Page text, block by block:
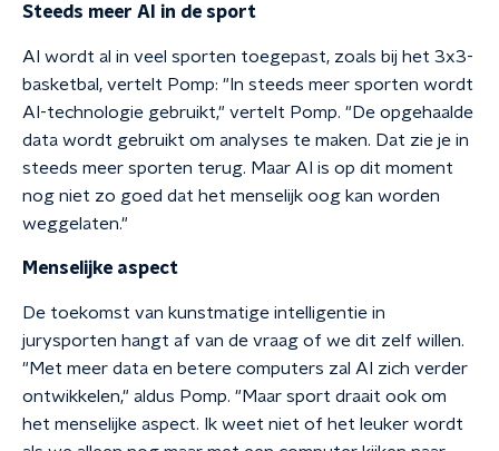
Steeds meer AI in de sport
AI wordt al in veel sporten toegepast, zoals bij het 3x3-
basketbal, vertelt Pomp: "In steeds meer sporten wordt
AI-technologie gebruikt," vertelt Pomp. "De opgehaalde
data wordt gebruikt om analyses te maken. Dat zie je in
steeds meer sporten terug. Maar AI is op dit moment
nog niet zo goed dat het menselijk oog kan worden
weggelaten."
Menselijke aspect
De toekomst van kunstmatige intelligentie in
jurysporten hangt af van de vraag of we dit zelf willen.
"Met meer data en betere computers zal AI zich verder
ontwikkelen," aldus Pomp. "Maar sport draait ook om
het menselijke aspect. Ik weet niet of het leuker wordt